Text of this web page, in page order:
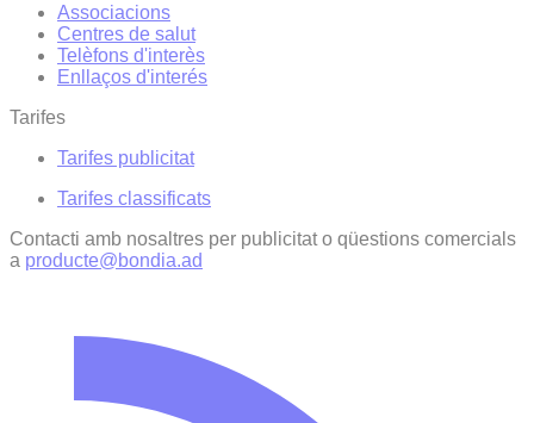
Associacions
Centres de salut
Telèfons d'interès
Enllaços d'interés
Tarifes
Tarifes publicitat
Tarifes classificats
Contacti amb nosaltres per publicitat o qüestions comercials
a producte@bondia.ad